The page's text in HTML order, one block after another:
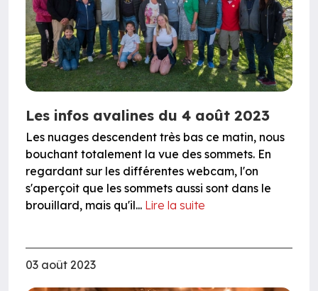
Les infos avalines du 4 août 2023
Les nuages descendent très bas ce matin, nous
bouchant totalement la vue des sommets. En
regardant sur les différentes webcam, l'on
s'aperçoit que les sommets aussi sont dans le
brouillard, mais qu'il... Lire la suite
03 août 2023